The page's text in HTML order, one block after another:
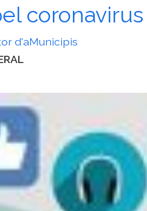
coronavirus
d'aMunicipis